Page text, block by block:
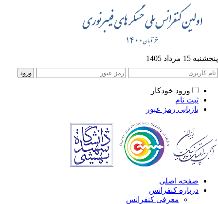
15 مرداد 1405
ورود خودکار
ثبت نام
بازیابی رمز عبور
صفحه اصلی
درباره کنفرانس
معرفی کنفرانس